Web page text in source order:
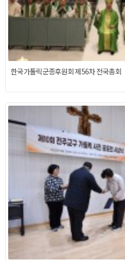
한국가톨릭군종후원회 제56차 전국총회